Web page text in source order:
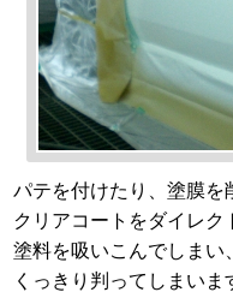
パテを付けたり、塗膜を
クリアコートをダイレク
塗料を吸いこんでしまい
くっきり判ってしまいま